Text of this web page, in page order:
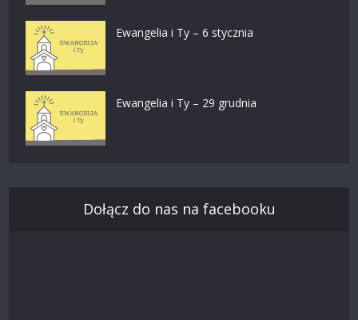
Ewangelia i Ty – 6 stycznia
Ewangelia i Ty – 29 grudnia
Dołącz do nas na facebooku